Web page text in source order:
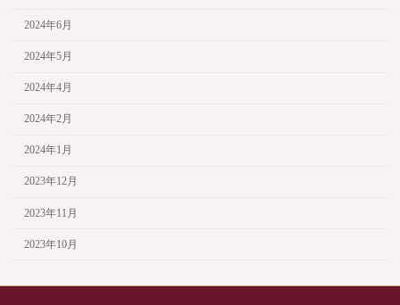
2024年6月
2024年5月
2024年4月
2024年2月
2024年1月
2023年12月
2023年11月
2023年10月